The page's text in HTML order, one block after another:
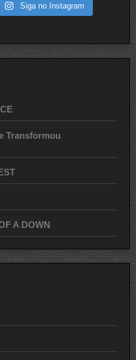
Siga no Instagram
Transformou
A DOWN